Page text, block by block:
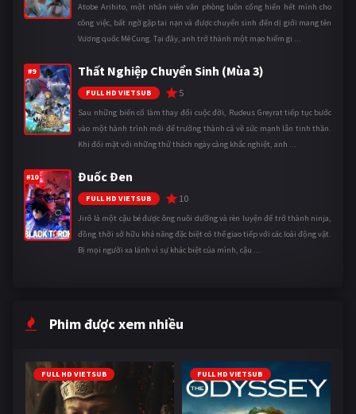
Atobe Arihito, một nhân viên văn phòng luôn cống hiến hết mình cho
công việc, bất ngờ gặp tai nạn và được chuyển sinh đến dị giới mang tên
Vương quốc Mê Cung. Tại đây, anh trở thành một mạo hiểm gi ...
#9 Thất Nghiệp Chuyển Sinh (Mùa 3)
FULL HD VIETSUB 5
Sau những biến cố làm thay đổi cuộc đời, Rudeus Greyrat tiếp tục bước
vào một hành trình mới để trưởng thành cả về sức mạnh lẫn tinh thần.
Khi đối mặt với những thử thách ngày càng khắc nghiệt, anh ...
#10 Đuốc Đen
FULL HD VIETSUB 10
Jirô là một cậu bé được ông nuôi dưỡng và rèn luyện để trở thành ninja,
đồng thời sở hữu khả năng đặc biệt có thể giao tiếp với các loài động vật.
Bị mọi người xa lánh vì sự khác biệt của mình, cậu ...
Phim được xem nhiều
FULL HD VIETSUB FULL HD VIETSUB